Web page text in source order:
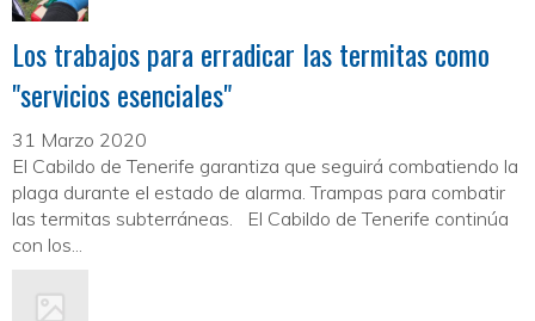
Los trabajos para erradicar las termitas como
"servicios esenciales"
31 Marzo 2020
El Cabildo de Tenerife garantiza que seguirá combatiendo la
plaga durante el estado de alarma. Trampas para combatir
las termitas subterráneas. El Cabildo de Tenerife continúa
con los...